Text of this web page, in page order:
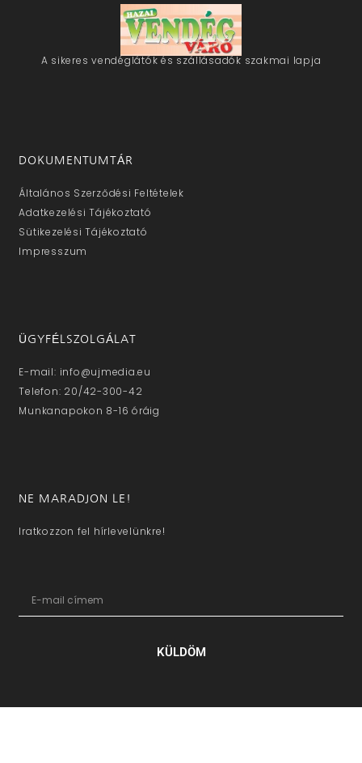
A sikeres vendéglátók és szállásadók szakmai lapja
DOKUMENTUMTÁR
Általános Szerződési Feltételek
Adatkezelési Tájékoztató
Sütikezelési Tájékoztató
Impresszum
ÜGYFÉLSZOLGÁLAT
E-mail: info@ujmedia.eu
Telefon: 20/42-300-42
Munkanapokon 8-16 óráig
NE MARADJON LE!
Iratkozzon fel hírlevelünkre!
KÜLDÖM